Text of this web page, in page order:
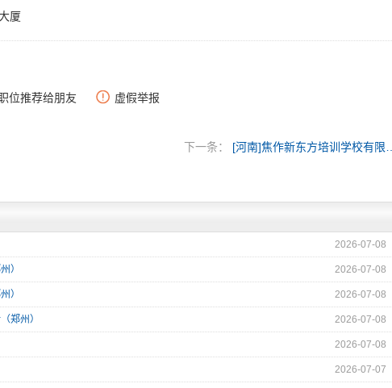
厦
位推荐给朋友 虚假举报
下一条： [河南]焦作新
2026-07-08
2026-07-08
）
2026-07-08
）
2026-07-08
郑州）
2026-07-08
2026-07-07